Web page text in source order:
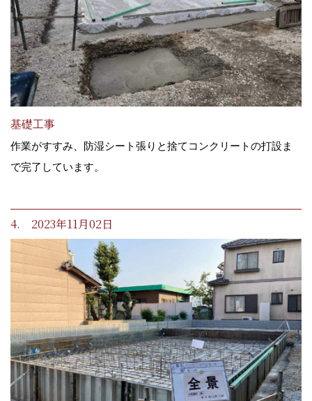
基礎工事
作業がすすみ、防湿シート張りと捨てコンクリートの打設ま
で完了しています。
4. 2023年11月02日